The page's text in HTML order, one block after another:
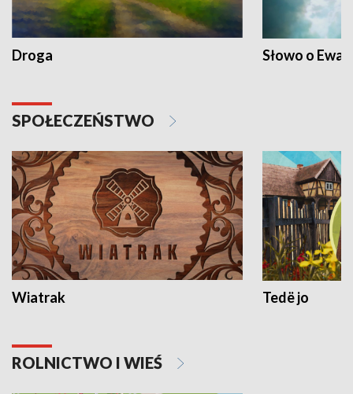
Droga Słowo o
SPOŁECZEŃSTWO
Wiatrak Tedë jo
ROLNICTWO I WIEŚ